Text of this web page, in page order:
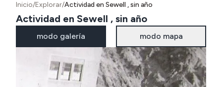
Inicio/Explorar/Actividad en Sewell , sin año
Actividad en Sewell , sin año
modo galería modo mapa